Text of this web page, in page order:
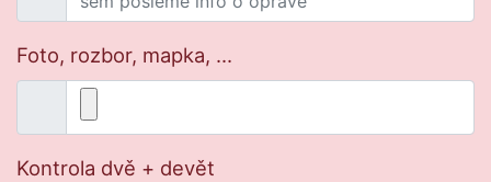
Foto, rozbor, mapka, ...
Kontrola dvě + devět